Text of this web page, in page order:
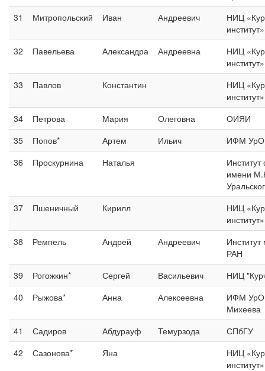
31
Митропольский Иван Андреевич
НИЦ
32
Павельева Александра Андреевна
НИЦ
33
Павлов Константин
НИЦ
34
Петрова Мария Олеговна
ОИЯИ
35
Попов* Артем Ильич
ИФМ
36
Проскурнина Наталья
имени
37
Пшеничный Кирилл
НИЦ
38
Ремпель Андрей Андреевич
РАН
39
Рогожкин* Сергей Васильевич
НИЦ
40
Рыжова* Анна Алексеевна
ИФМ УрО
Михеева
41
Садиров Абдурауф Темурзода
СПбГУ
42
Сазонова* Яна
НИЦ